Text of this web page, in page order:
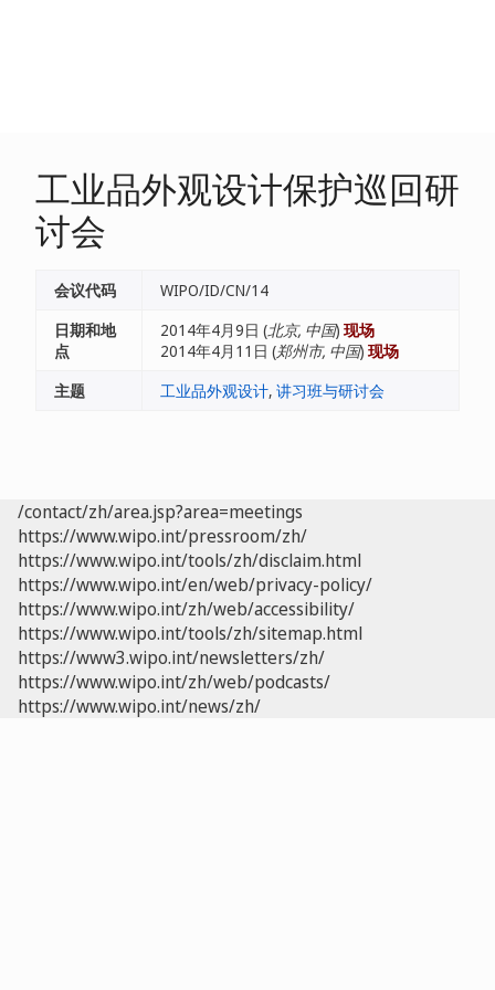
工业品外观设计保护巡回研
讨会
会议代码
WIPO/ID/CN/14
日期和地
点
2014年4月9日 (北京, 中国) 现场
2014年4月11日 (郑州市, 中国) 现场
主题
工业品外观设计, 讲习班与研讨会
/contact/zh/area.jsp?area=meetings
https://www.wipo.int/pressroom/zh/
https://www.wipo.int/tools/zh/disclaim.html
https://www.wipo.int/en/web/privacy-policy/
https://www.wipo.int/zh/web/accessibility/
https://www.wipo.int/tools/zh/sitemap.html
https://www3.wipo.int/newsletters/zh/
https://www.wipo.int/zh/web/podcasts/
https://www.wipo.int/news/zh/